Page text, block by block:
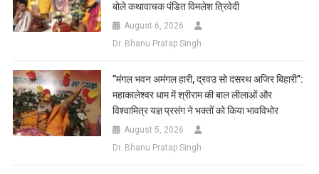
बोले कथावाचक पंडित विमलेश त्रिवेदी
August 6, 2026
Dr. Bhanu Pratap Singh
​”मंगल भवन अमंगल हारी, द्रवउ सो दसरथ अजिर बिहारी”:
महाकालेश्वर धाम में श्रीराम की बाल लीलाओं और
विश्वामित्र यज्ञ प्रसंग ने भक्तों को किया भावविभोर
August 5, 2026
Dr. Bhanu Pratap Singh